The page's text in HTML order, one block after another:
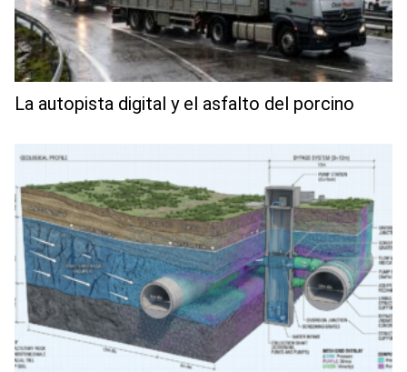
La autopista digital y el asfalto del porcino